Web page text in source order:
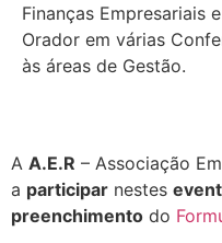
Finanças Empresariais
Orador em várias
às áreas de Gestão.
A A.E.R – Associação
a participar nestes
preenchimento do